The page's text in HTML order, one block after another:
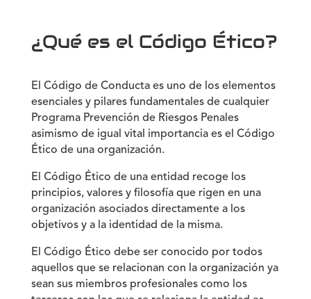
¿Qué es el Código Ético?
El Código de Conducta es uno de los elementos
esenciales y pilares fundamentales de cualquier
Programa Prevención de Riesgos Penales
asimismo de igual vital importancia es el Código
Ético de una organización.
El Código Ético de una entidad recoge los
principios, valores y filosofía que rigen en una
organización asociados directamente a los
objetivos y a la identidad de la misma.
El Código Ético debe ser conocido por todos
aquellos que se relacionan con la organización ya
sean sus miembros profesionales como los